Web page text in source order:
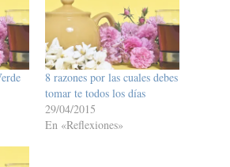
8 razones por las cuales debes
tomar te todos los días
29/04/2015
En «Reflexiones»